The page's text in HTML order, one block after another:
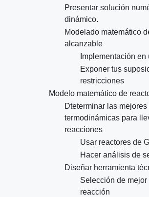
Presentar solución
dinámico.
Modelado matemático
alcanzable
Implementación en
Exponer tus
restricciones
Modelo matemático de
Dteterminar las
termodinámicas para
reacciones
Usar reactores de
Hacer análisis de
Diseñar herramienta
Selección de
reacción